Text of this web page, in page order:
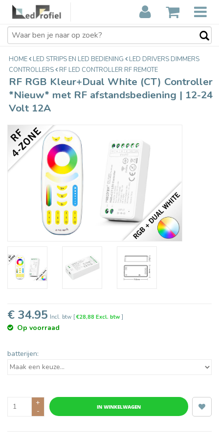
RF RGB Kleur+Dual White (CT)
Controller *Nieuw* met RF
afstandsbediening | 12-24 Volt 12A
€34,95
HOME LED STRIPS EN LED BEDIENING
LED DRIVERS DIMMERS
CONTROLLERS
RF LED CONTROLLER RF REMOTE
RF RGB Kleur+Dual White (CT) Controller
*Nieuw* met RF afstandsbediening | 12-24
Volt 12A
€ 34.95 Incl. btw [€28,88 Excl. btw]
Op voorraad
batterijen:
+
-
IN WINKELWAGEN